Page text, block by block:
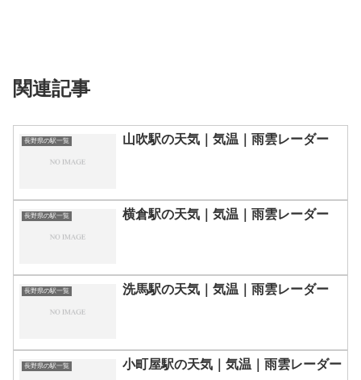
関連記事
長野県の駅一覧 山吹駅の天気｜気温｜雨雲レーダー
長野県の駅一覧 横倉駅の天気｜気温｜雨雲レーダー
長野県の駅一覧 洗馬駅の天気｜気温｜雨雲レーダー
長野県の駅一覧 小町屋駅の天気｜気温｜雨雲レーダー